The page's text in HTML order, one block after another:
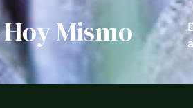
Mismo